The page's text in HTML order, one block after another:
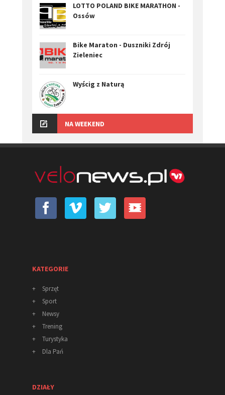
LOTTO POLAND BIKE MARATHON -
Ossów
Bike Maraton - Duszniki Zdrój
Zieleniec
Wyścig z Naturą
NA WEEKEND
KATEGORIE
+
Sprzęt
+
Sport
+
Newsy
+
Trening
+
Turystyka
+
Dla Pań
DZIAŁY